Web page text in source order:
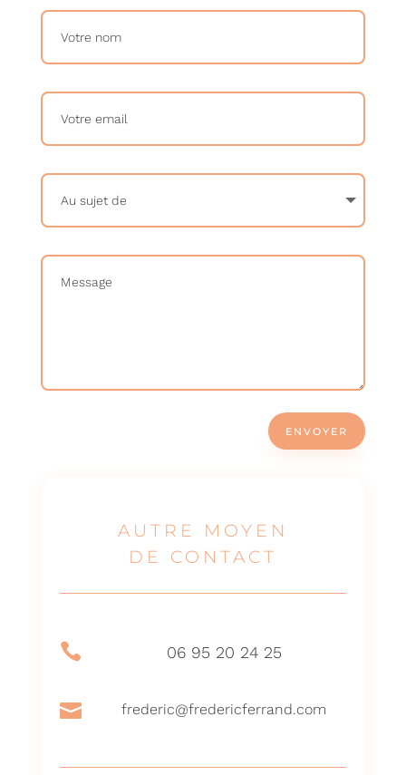
ENVOYER
AUTRE MOYEN
DE CONTACT
 06 95 20 24 25
 frederic@fredericferrand.com